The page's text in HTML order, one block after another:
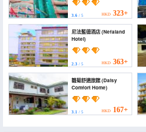
3.6 / 5 HKD 323+
尼法藍德酒店 (Nefaland
Hotel)
2.3 / 5 HKD 363+
雛菊舒適旅館 (Daisy
Comfort Home)
3.1 / 5 HKD 167+